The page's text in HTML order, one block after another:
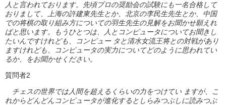
人と言われております。先頃プロの奨励会の試験にも一名合格して
おりまして、上海の許建東先生とか、北京の李民生先生とか、中国
での将棋の取り組み方についての羽生先生の見解をお聞かせ願えれ
ばと思います。もうひとつは、人とコンピュータについてお聞きし
たいんですけれども、コンピュー タと清水女流王将との対戦があり
ますけれども、コンピュータの実力についてどのように思われてい
るか、をお聞かせください。
質問者2
チェスの世界では人間を超えるくらいの力をつけてい ますが、こ
れからどんどんコンピュータが進化するとしらみつぶしに読みつぶ